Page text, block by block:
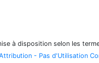
à disposition selon les
- Pas d'Utilisation